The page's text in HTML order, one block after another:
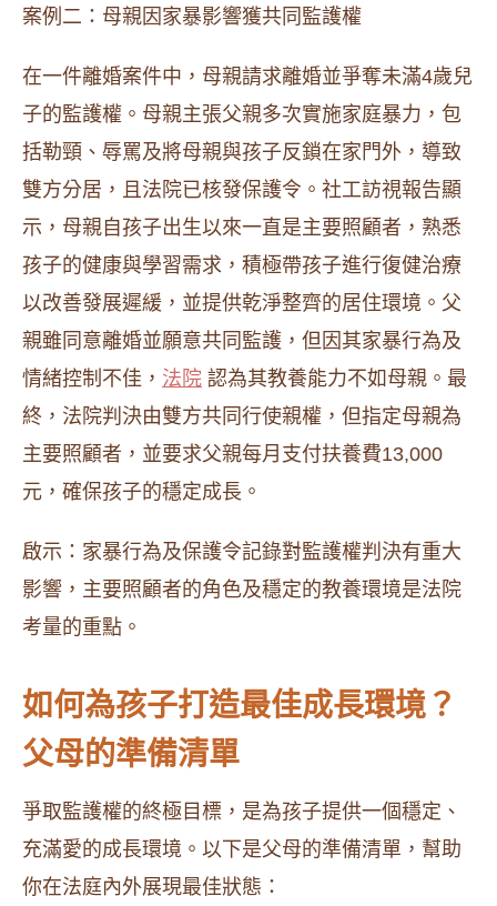
案例二：母親因家暴影響獲共同監護權
在一件離婚案件中，母親請求離婚並爭奪未滿4歲兒
子的監護權。母親主張父親多次實施家庭暴力，包
括勒頸、辱罵及將母親與孩子反鎖在家門外，導致
雙方分居，且法院已核發保護令。社工訪視報告顯
示，母親自孩子出生以來一直是主要照顧者，熟悉
孩子的健康與學習需求，積極帶孩子進行復健治療
以改善發展遲緩，並提供乾淨整齊的居住環境。父
親雖同意離婚並願意共同監護，但因其家暴行為及
情緒控制不佳， 法院 認為其教養能力不如母親。最
終，法院判決由雙方共同行使親權，但指定母親為
主要照顧者，並要求父親每月支付扶養費13,000
元，確保孩子的穩定成長。
啟示：家暴行為及保護令記錄對監護權判決有重大
影響，主要照顧者的角色及穩定的教養環境是法院
考量的重點。
如何為孩子打造最佳成長環境？
父母的準備清單
爭取監護權的終極目標，是為孩子提供一個穩定、
充滿愛的成長環境。以下是父母的準備清單，幫助
你在法庭內外展現最佳狀態：